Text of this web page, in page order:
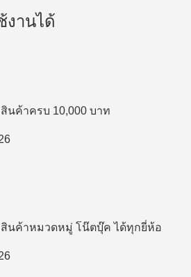
งานได้
นค้าครบ 10,000 บาท
สินค้าหมวดหมู่ โน๊ตบุ๊ค ได้ทุกยี่ห้อ